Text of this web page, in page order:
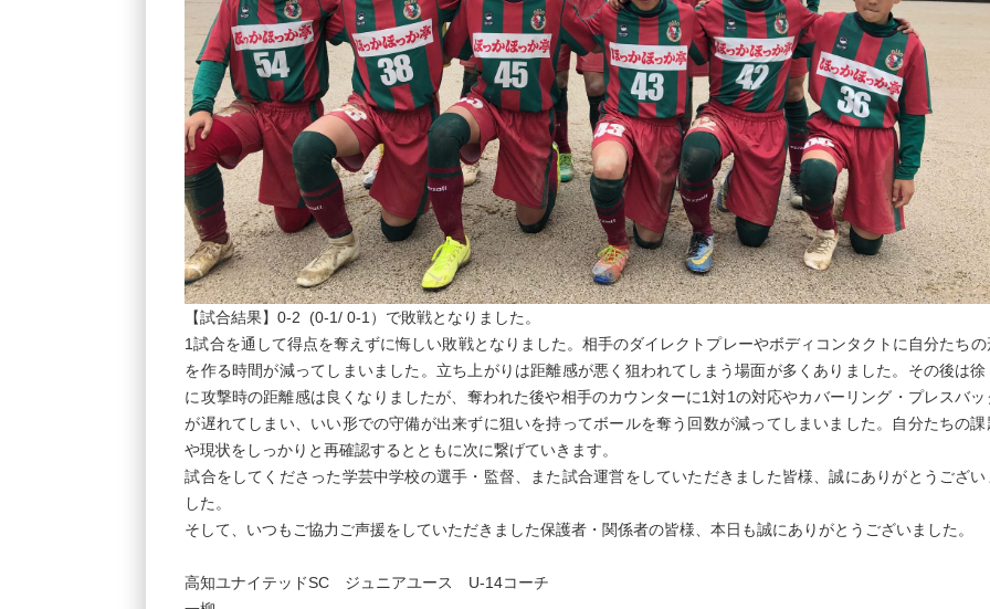
【試合結果】0-2 (0-1/ 0-1）で敗戦となりました。
1試合を通して得点を奪えずに悔しい敗戦となりました。相手のダイレクトプレーやボディコンタクトに自分たちの
を作る時間が減ってしまいました。立ち上がりは距離感が悪く狙われてしまう場面が多くありました。その後は徐
に攻撃時の距離感は良くなりましたが、奪われた後や相手のカウンターに1対1の対応やカバーリング・プレスバッ
が遅れてしまい、いい形での守備が出来ずに狙いを持ってボールを奪う回数が減ってしまいました。自分たちの課
や現状をしっかりと再確認するとともに次に繋げていきます。
試合をしてくださった学芸中学校の選手・監督、また試合運営をしていただきました皆様、誠にありがとうござい
した。
そして、いつもご協力ご声援をしていただきました保護者・関係者の皆様、本日も誠にありがとうございました。
高知ユナイテッドSC ジュニアユース U-14コーチ